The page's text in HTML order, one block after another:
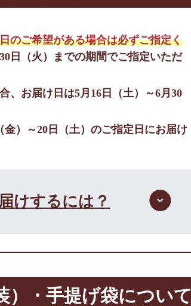
のご希望がある場合は必ずご指定く
日（火）までの期間でご指定いただ
、お届け日は5月16日（土）～6月30
金）～20日（土）のご指定日にお届け
けするには？
覧くださ
）・ 手提げ袋について